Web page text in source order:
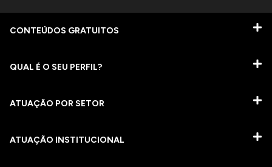
CONTEÚDOS GRATUITOS
QUAL É O SEU PERFIL?
ATUAÇÃO POR SETOR
ATUAÇÃO INSTITUCIONAL